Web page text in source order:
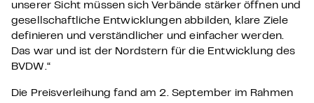
unserer Sicht müssen sich Verbände stärker öffnen und
gesellschaftliche Entwicklungen abbilden, klare Ziele
definieren und verständlicher und einfacher werden.
Das war und ist der Nordstern für die Entwicklung des
BVDW.“
Die Preisverleihung fand am 2. September im Rahmen